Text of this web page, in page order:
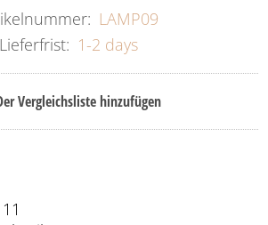
LAMP09
Lieferfrist: 1-2 days